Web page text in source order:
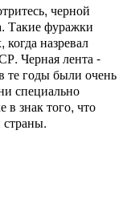
черной
Такие фуражки
назревал
Черная лента -
те годы были очень
специально
в знак того, что
страны.